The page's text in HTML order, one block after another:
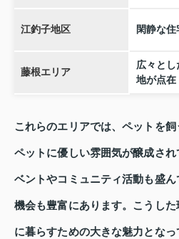
江釣子地区 閑静な住
藤根エリア
広々とし
地が点在
これらのエリアでは、ペットを
ペットに優しい雰囲気が醸成さ
ベントやコミュニティ活動も盛
機会も豊富にあります。こうし
に暮らすための大きな魅力とな